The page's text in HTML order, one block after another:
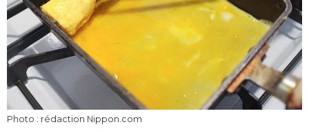
Photo : rédaction Nippon.com